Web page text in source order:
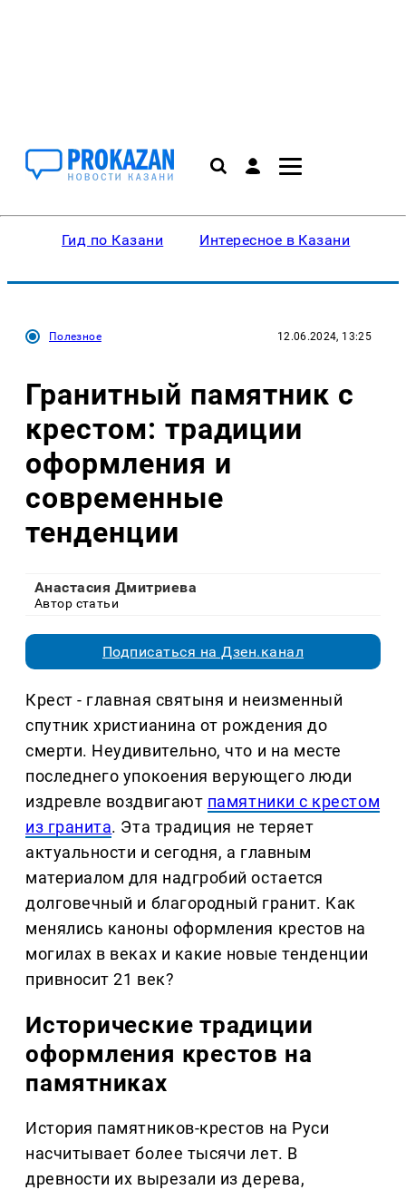
Гид по Казани Интересное в Казани
Полезное 12.06.2024, 13:25
Гранитный памятник с
крестом: традиции
оформления и
современные
тенденции
Анастасия Дмитриева
Автор статьи
Подписаться на Дзен.канал
Крест - главная святыня и неизменный
спутник христианина от рождения до
смерти. Неудивительно, что и на месте
последнего упокоения верующего люди
издревле воздвигают памятники с крестом
из гранита. Эта традиция не теряет
актуальности и сегодня, а главным
материалом для надгробий остается
долговечный и благородный гранит. Как
менялись каноны оформления крестов на
могилах в веках и какие новые тенденции
привносит 21 век?
Исторические традиции
оформления крестов на
памятниках
История памятников-крестов на Руси
насчитывает более тысячи лет. В
древности их вырезали из дерева,